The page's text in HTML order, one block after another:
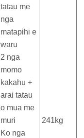
tatau me
nga
matapihi e
waru
2 nga
momo
kakahu +
arai tatau
o mua me
muri
Ko nga
241kg